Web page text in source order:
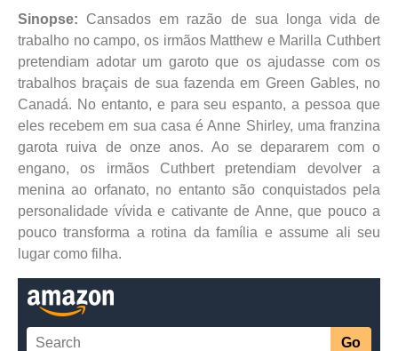
Sinopse: Cansados em razão de sua longa vida de
trabalho no campo, os irmãos Matthew e Marilla Cuthbert
pretendiam adotar um garoto que os ajudasse com os
trabalhos braçais de sua fazenda em Green Gables, no
Canadá. No entanto, e para seu espanto, a pessoa que
eles recebem em sua casa é Anne Shirley, uma franzina
garota ruiva de onze anos. Ao se depararem com o
engano, os irmãos Cuthbert pretendiam devolver a
menina ao orfanato, no entanto são conquistados pela
personalidade vívida e cativante de Anne, que pouco a
pouco transforma a rotina da família e assume ali seu
lugar como filha.